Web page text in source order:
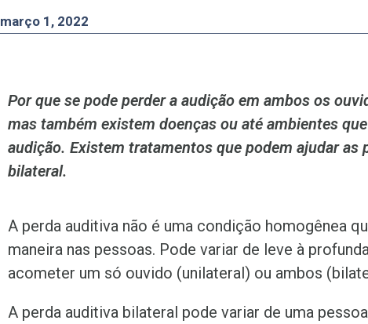
março 1, 2022
Por que se pode perder a audição em ambos os
mas também existem doenças ou até ambientes
audição. Existem tratamentos que podem ajudar as
bilateral.
A perda auditiva não é uma condição homogênea
maneira nas pessoas. Pode variar de leve à
acometer um só ouvido (unilateral) ou ambos
A perda auditiva bilateral pode variar de uma